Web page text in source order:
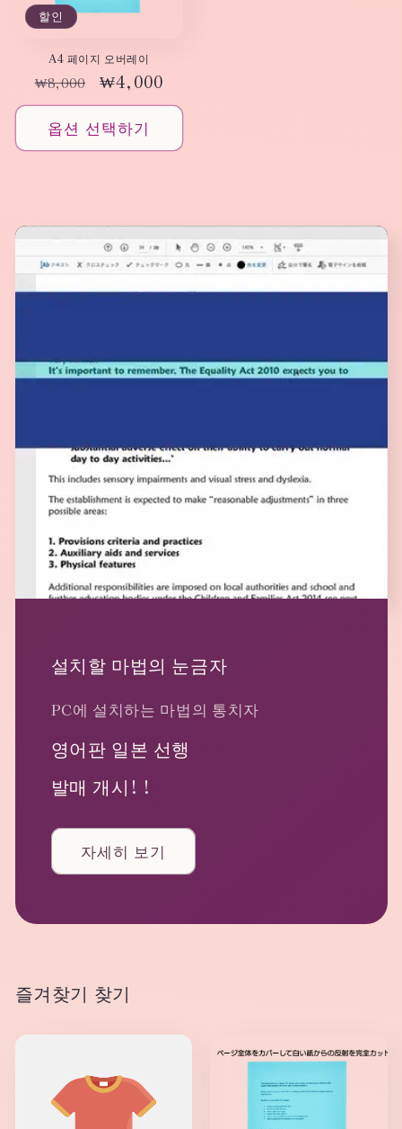
할인
A4 페이지 오버레이
정
가
₩8,000
할
인
가
₩4,000
옵션 선택하기
설치할 마법의 눈금자
PC에 설치하는 마법의 통치자
영어판 일본 선행
발매 개시! !
자세히 보기
즐겨찾기 찾기